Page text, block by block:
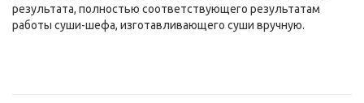
результата, полностью соответствующего результатам
работы суши-шефа, изготавливающего суши вручную.